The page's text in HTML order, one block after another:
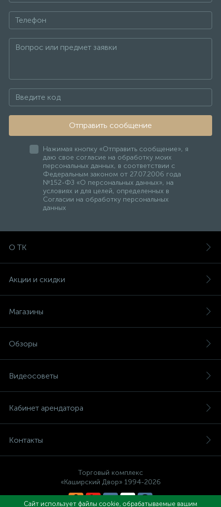
Отправить сообщение
Нажимая кнопку «Отправить сообщение», я
даю свое согласие на обработку моих
персональных данных, в соответствии с
Федеральным законом от 27.07.2006 года
№152-ФЗ «О персональных данных», на
условиях и для целей, определенных в
Согласии на обработку персональных
данных
О ТК
Акции и скидки
Магазины
Обзоры
Видеосоветы
Кабинет арендатора
Контакты
Торговый комплекс
«Каширский Двор» 1994-2026
Сайт использует файлы cookie, обрабатываемые вашим